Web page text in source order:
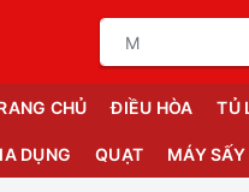
CHỦ ĐIỀU HÒA TỦ
DỤNG QUẠT MÁY